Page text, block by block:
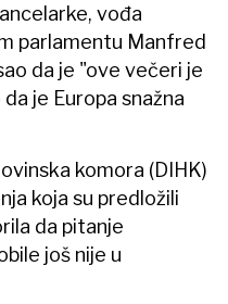
vođa
parlamentu Manfred
da je "ove večeri je
je Europa snažna
komora (DIHK)
koja su predložili
da pitanje
još nije u